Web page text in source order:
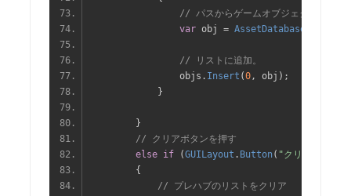
// パスからゲームオブジェクトを読み
var obj = AssetDatabase
// リストに追加。
                objs
. Insert (0, obj );
}
}
// クリアボタンを押す
else if (GUILayout . Button( "クリア"
{
// プレハブのリストをクリア